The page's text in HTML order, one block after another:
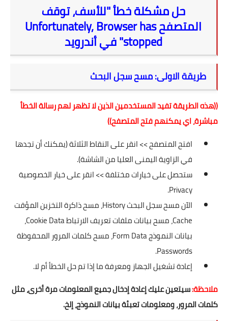
حل مشكلة خطأ "للأسف، توقف
المتصفح Unfortunately, Browser has
stopped" في أندرويد
طريقة الاولى: مسح سجل البحث
((هذه الطريقة تفيد المستخدمين الذين لا تظهر لهم رسالة الخطأ
مباشرة، اي يمكنهم فتح المتصفح))
افتح المتصفح >> انقر على النقاط الثلاثة (يمكنك أن تجدها
في الزاوية اليمنى العليا من الشاشة).
ستحصل على خيارات مختلفة >> انقر على خيار الخصوصية
Privacy.
الآن مسح سجل البحث History، مسح ذاكرة التخزين المؤقت
Cache، مسح بيانات ملفات تعريف الارتباط Cookie Data،
بيانات النموذج Form Data، مسح كلمات المرور المحفوظة
Passwords.
إعادة تشغيل الجهاز ومعرفة ما إذا تم حل الخطأ أم لا.
ملاحظة:سيتعين عليك إعادة إدخال جميع المعلومات مرة أخرى، مثل
كلمات المرور، ومعلومات تعبئة بيانات النموذج، إلخ.